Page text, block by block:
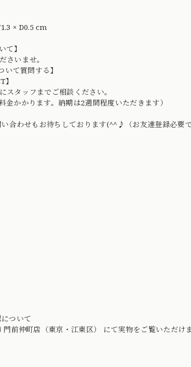
× D0.5 cm
て】
さいませ。
いて質問する】
】
スタッフまでご相談ください。
金かかります。納期は2週間程度いただきます）
合わせもお待ちしております(^^♪（お友達登録必要
ついて
門前仲町店（東京・江東区） にて実物をご覧いただけ